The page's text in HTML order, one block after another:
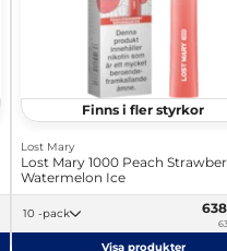
Finns i fler styrkor
Lost Mary
Lost Mary 1000 Peach
Watermelon Ice
10 -pack
Visa produkter